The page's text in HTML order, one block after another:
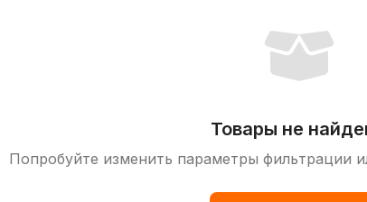
Товары не
Попробуйте изменить параметры фильтрации